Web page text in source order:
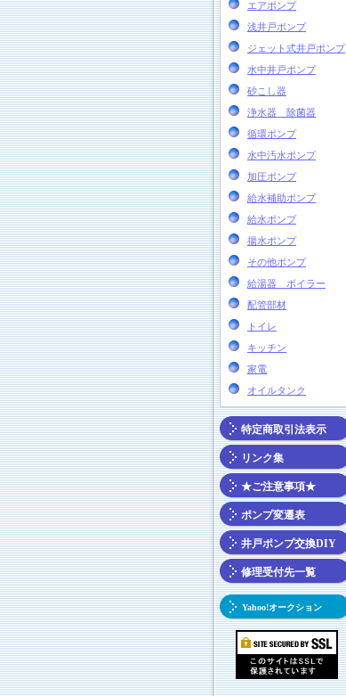
エアポンプ
浅井戸ポンプ
ジェット式井戸ポンプ
水中井戸ポンプ
砂こし器
浄水器 除菌器
循環ポンプ
水中汚水ポンプ
加圧ポンプ
給水補助ポンプ
給水ポンプ
揚水ポンプ
その他ポンプ
給湯器 ボイラー
配管部材
トイレ
キッチン
家電
オイルタンク
特定商取引法表示
リンク集
★ご注意事項★
ポンプ変遷表
井戸ポンプ交換DIY
修理受付先一覧
Yahoo!オークション